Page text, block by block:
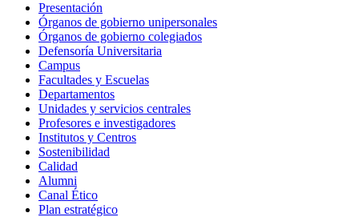
Presentación
Órganos de gobierno unipersonales
Órganos de gobierno colegiados
Defensoría Universitaria
Campus
Facultades y Escuelas
Departamentos
Unidades y servicios centrales
Profesores e investigadores
Institutos y Centros
Sostenibilidad
Calidad
Alumni
Canal Ético
Plan estratégico